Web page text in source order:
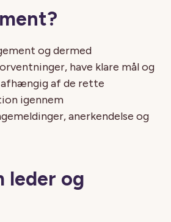
og dermed
have klare mål og
af de rette
igennem
anerkendelse og
leder og